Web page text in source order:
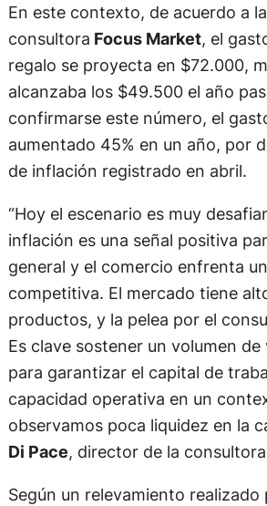
En este contexto, de acuerdo a la
consultora Focus Market, el
regalo se proyecta en $72.000,
alcanzaba los $49.500 el año
confirmarse este número, el
aumentado 45% en un año, por
de inflación registrado en abril.
“Hoy el escenario es muy
inflación es una señal positiva
general y el comercio enfrenta
competitiva. El mercado tiene
productos, y la pelea por el
Es clave sostener un volumen
para garantizar el capital de
capacidad operativa en un
observamos poca liquidez en la
Di Pace, director de la
Según un relevamiento realizado